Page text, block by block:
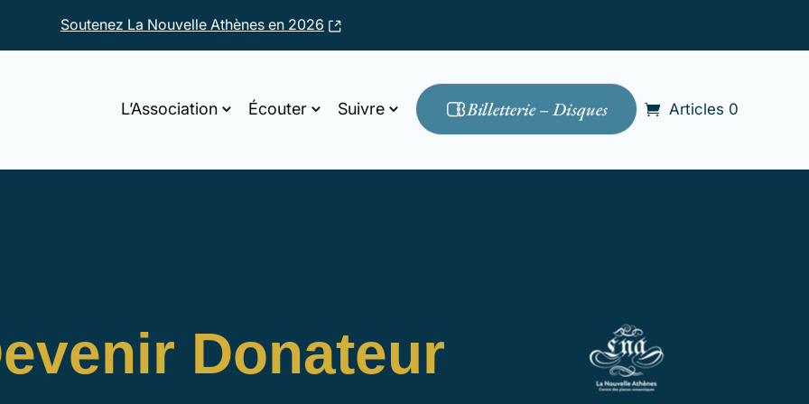
Soutenez La Nouvelle Athènes en 2026
L’Association Écouter Suivre Billetterie – Disques Articles 0
Donateur